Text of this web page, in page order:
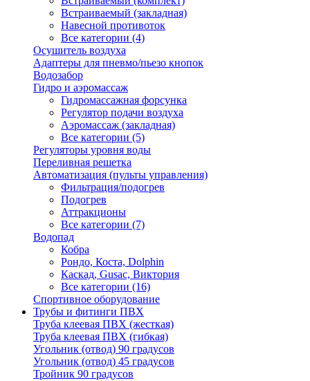
Встраиваемый (закладная)
Навесной противоток
Все категории (4)
Осушитель воздуха
Адаптеры для пневмо/пьезо кнопок
Водозабор
Гидро и аэромассаж
Гидромассажная форсунка
Регулятор подачи воздуха
Аэромассаж (закладная)
Все категории (5)
Регуляторы уровня воды
Переливная решетка
Автоматизация (пульты управления)
Фильтрация/подогрев
Подогрев
Аттракционы
Все категории (7)
Водопад
Кобра
Рондо, Коста, Dolphin
Каскад, Gusac, Виктория
Все категории (16)
Спортивное оборудование
Трубы и фитинги ПВХ
Труба клеевая ПВХ (жесткая)
Труба клеевая ПВХ (гибкая)
Угольник (отвод) 90 градусов
Угольник (отвод) 45 градусов
Тройник 90 градусов